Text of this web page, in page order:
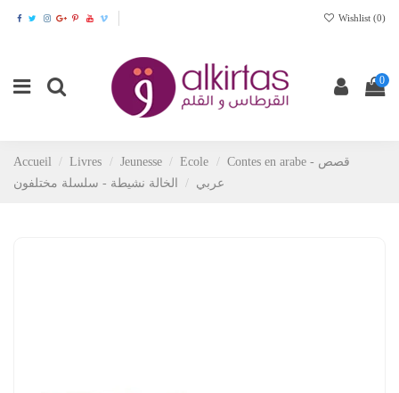
Wishlist (0)
0
Accueil Livres Jeunesse Ecole
Contes en arabe - قصص
عربي
الخالة نشيطة - سلسلة مختلفون